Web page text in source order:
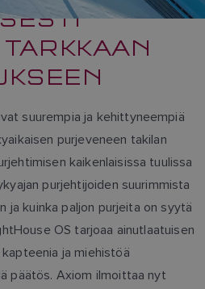
suurempia ja kehittyneempiä
purjeveneen takilan
kaikenlaisissa tuulissa
purjehtijoiden suurimmista
ja kuinka paljon purjeita on syytä
OS tarjoaa ainutlaatuisen
ja miehistöä
päätös. Axiom ilmoittaa nyt